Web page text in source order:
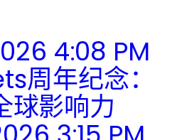
4:08 PM
周年纪念：
球影响力